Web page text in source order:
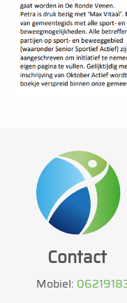
Contact
Mobiel: